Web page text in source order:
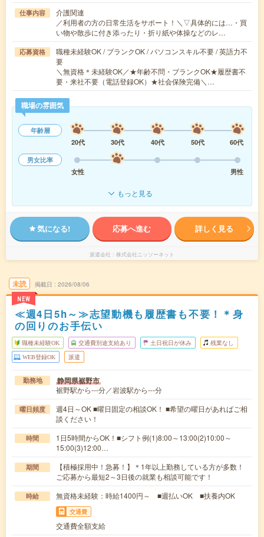
仕事内容
介護関連
／利用者の方の日常生活をサポート！＼▽具体的には…・買
い物や散歩に付き添ったり・折り紙や体操などのレ…
応募資格
職種未経験OK / ブランクOK / パソコンスキル不要 / 英語力不
要
＼無資格＊未経験OK／★年齢不問・ブランクOK★履歴書不
要・来社不要（電話登録OK）★社会保険完備＼…
職場の雰囲気
年齢層
20代
30代 40代 50代
60代
男女比率
女性
男性
もっと見る
気になる! 応募へ進む 詳しく見る
派遣会社 株式会社ニッソーネット
未読
NEW
掲載日 2026/08/06
≪週4日5h～≫志望動機も履歴書も不要！＊身
の回りのお手伝い
職種未経験OK 交通費別途支給あり 土日祝日が休み 残業なし
WEB登録OK 派遣
勤務地 静岡県裾野市
裾野駅から---分／岩波駅から---分
曜日頻度
週4日～OK ■曜日固定の相談OK！ ■希望の曜日があればご相
談ください！
時間
1日5時間からOK！■シフト例(1)8:00～13:00(2)10:00～
15:00(3)12:00…
期間
【積極採用中！急募！】＊1年以上勤務している方が多数！
ご応募から最短2～3日後の就業も相談可能です！
時給 無資格未経験：時給1400円～ ■週払いOK ■扶養内OK
交通費
交通費全額支給